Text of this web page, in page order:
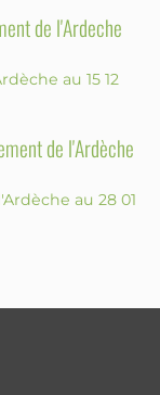
de l'Ardeche
au 15 12
de l'Ardèche
au 28 01